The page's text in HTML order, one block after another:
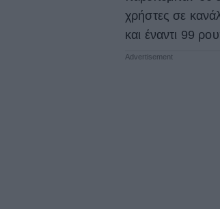
χρήστες σε
και έναντι 99